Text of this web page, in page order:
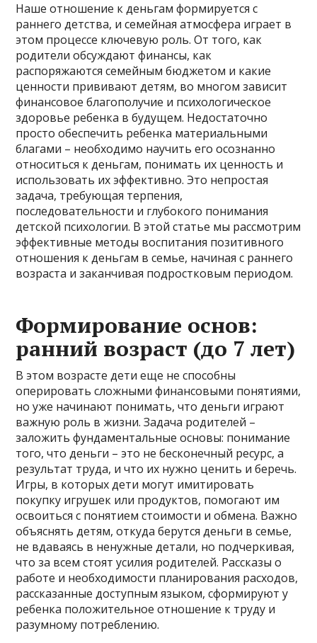
Наше отношение к деньгам формируется с
раннего детства, и семейная атмосфера играет в
этом процессе ключевую роль. От того, как
родители обсуждают финансы, как
распоряжаются семейным бюджетом и какие
ценности прививают детям, во многом зависит
финансовое благополучие и психологическое
здоровье ребенка в будущем. Недостаточно
просто обеспечить ребенка материальными
благами – необходимо научить его осознанно
относиться к деньгам, понимать их ценность и
использовать их эффективно. Это непростая
задача, требующая терпения,
последовательности и глубокого понимания
детской психологии. В этой статье мы рассмотрим
эффективные методы воспитания позитивного
отношения к деньгам в семье, начиная с раннего
возраста и заканчивая подростковым периодом.
Формирование основ:
ранний возраст (до 7 лет)
В этом возрасте дети еще не способны
оперировать сложными финансовыми понятиями,
но уже начинают понимать, что деньги играют
важную роль в жизни. Задача родителей –
заложить фундаментальные основы: понимание
того, что деньги – это не бесконечный ресурс, а
результат труда, и что их нужно ценить и беречь.
Игры, в которых дети могут имитировать
покупку игрушек или продуктов, помогают им
освоиться с понятием стоимости и обмена. Важно
объяснять детям, откуда берутся деньги в семье,
не вдаваясь в ненужные детали, но подчеркивая,
что за всем стоят усилия родителей. Рассказы о
работе и необходимости планирования расходов,
рассказанные доступным языком, сформируют у
ребенка положительное отношение к труду и
разумному потреблению.